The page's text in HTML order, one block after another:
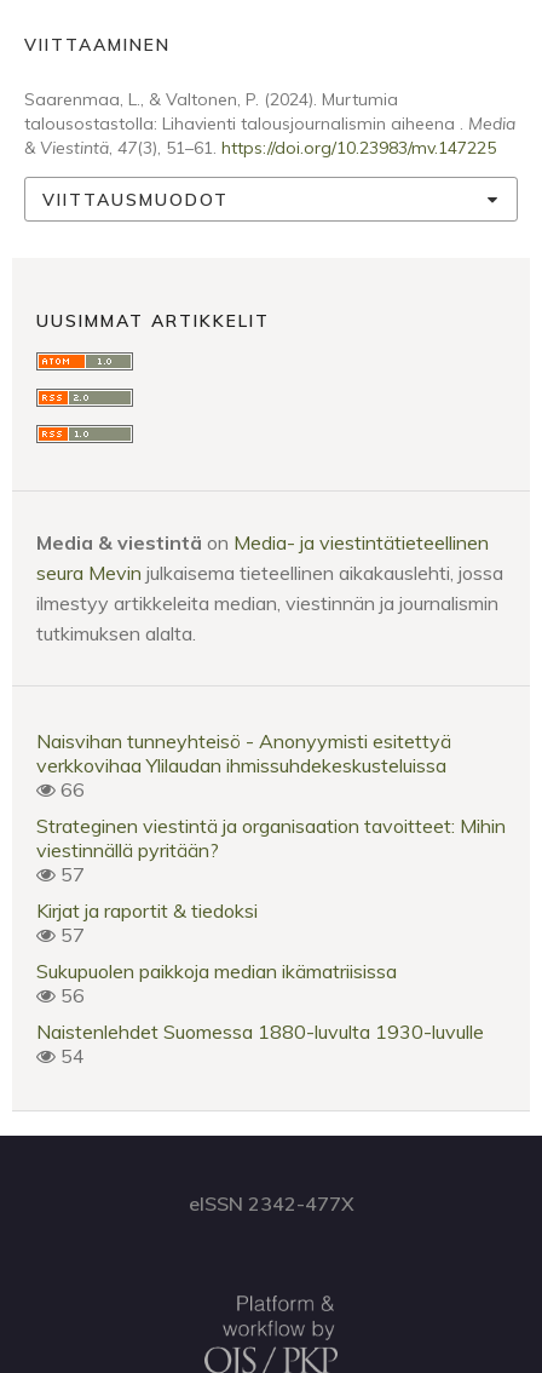
VIITTAAMINEN
Saarenmaa, L., & Valtonen, P. (2024). Murtumia
talousostastolla: Lihavienti talousjournalismin aiheena . Media
& Viestintä, 47(3), 51–61. https://doi.org/10.23983/mv.147225
VIITTAUSMUODOT
UUSIMMAT ARTIKKELIT
Media & viestintä on Media- ja viestintätieteellinen
seura Mevin julkaisema tieteellinen aikakauslehti, jossa
ilmestyy artikkeleita median, viestinnän ja journalismin
tutkimuksen alalta.
Naisvihan tunneyhteisö - Anonyymisti esitettyä
verkkovihaa Ylilaudan ihmissuhdekeskusteluissa
66
Strateginen viestintä ja organisaation tavoitteet: Mihin
viestinnällä pyritään?
57
Kirjat ja raportit & tiedoksi
57
Sukupuolen paikkoja median ikämatriisissa
56
Naistenlehdet Suomessa 1880-luvulta 1930-luvulle
54
eISSN 2342-477X